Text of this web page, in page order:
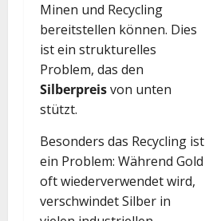
Minen und Recycling
bereitstellen können. Dies
ist ein strukturelles
Problem, das den
Silberpreisvon unten
stützt.
Besonders das Recycling ist
ein Problem: Während Gold
oft wiederverwendet wird,
verschwindet Silber in